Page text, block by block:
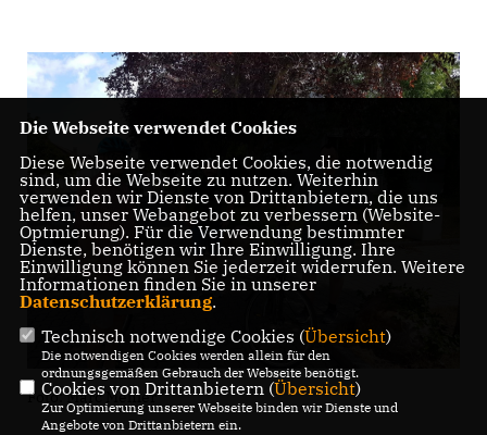
Foto: Marc Mehler
Die Webseite verwendet Cookies
Diese Webseite verwendet Cookies, die notwendig
sind, um die Webseite zu nutzen. Weiterhin
verwenden wir Dienste von Drittanbietern, die uns
helfen, unser Webangebot zu verbessern (Website-
Optmierung). Für die Verwendung bestimmter
Dienste, benötigen wir Ihre Einwilligung. Ihre
Einwilligung können Sie jederzeit widerrufen. Weitere
Informationen finden Sie in unserer
Datenschutzerklärung.
Technisch notwendige Cookies (Übersicht)
Die notwendigen Cookies werden allein für den
ordnungsgemäßen Gebrauch der Webseite benötigt.
Cookies von Drittanbietern (Übersicht)
Zur Optimierung unserer Webseite binden wir Dienste und
Angebote von Drittanbietern ein.